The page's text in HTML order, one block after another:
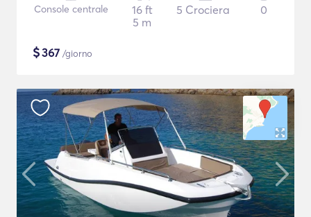
Console centrale
16 ft
5 m
5 Crociera 0
$367 /giorno